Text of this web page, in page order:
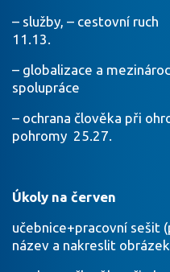
– služby, –
11.13.
– globalizace a
spolupráce
– ochrana člověka při
pohromy 25.27.
Úkoly na červen
učebnice+pracovní sešit
název a nakreslit